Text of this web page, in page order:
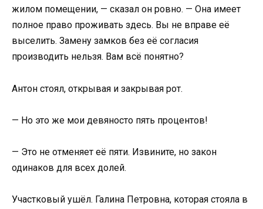
жилом помещении, — сказал он ровно. — Она имеет
полное право проживать здесь. Вы не вправе её
выселить. Замену замков без её согласия
производить нельзя. Вам всё понятно?
Антон стоял, открывая и закрывая рот.
— Но это же мои девяносто пять процентов!
— Это не отменяет её пяти. Извините, но закон
одинаков для всех долей.
Участковый ушёл. Галина Петровна, которая стояла в